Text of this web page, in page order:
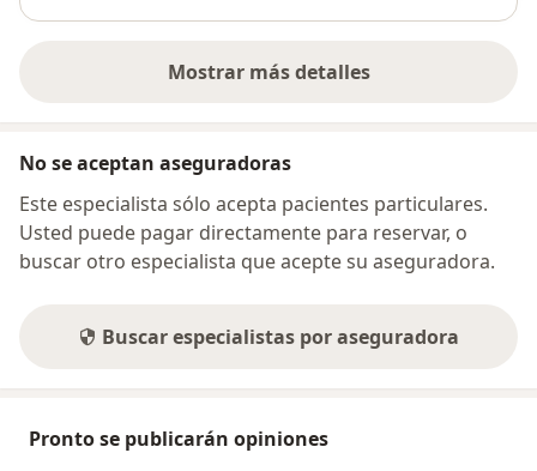
Mostrar más detalles
sobre la dirección
No se aceptan aseguradoras
Este especialista sólo acepta pacientes particulares.
Usted puede pagar directamente para reservar, o
buscar otro especialista que acepte su aseguradora.
Buscar especialistas por aseguradora
Pronto se publicarán opiniones